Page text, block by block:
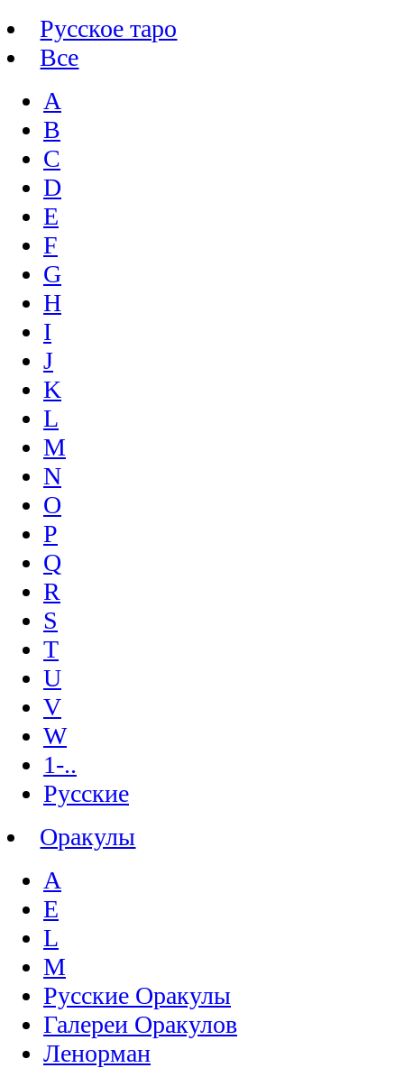
Русское таро
Все
A
B
C
D
E
F
G
H
I
J
K
L
M
N
O
P
Q
R
S
T
U
V
W
1-..
Русские
Оракулы
A
E
L
M
Русские Оракулы
Галереи Оракулов
Ленорман